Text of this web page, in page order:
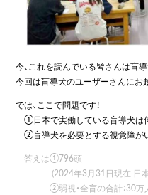
今、これを読んでいる皆さんは盲
今回は盲導犬のユーザーさんにお
では、ここで問題です！
①日本で実働している盲導犬は
②盲導犬を必要とする視覚障が
答えは①796頭
(2024年3月31日現在 日本
②弱視・全盲の合計：30万人